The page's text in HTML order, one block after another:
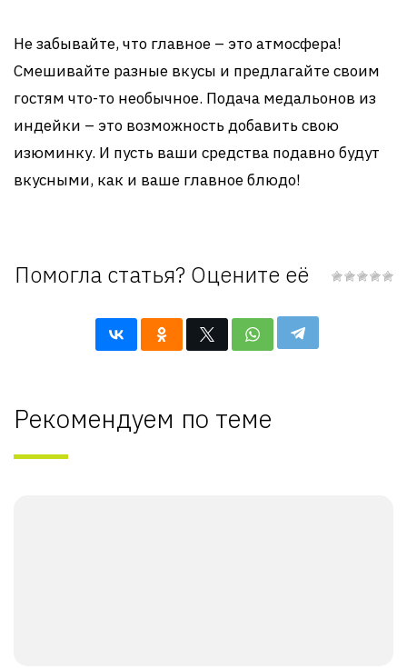
Не забывайте, что главное – это атмосфера!
Смешивайте разные вкусы и предлагайте своим
гостям что-то необычное. Подача медальонов из
индейки – это возможность добавить свою
изюминку. И пусть ваши средства подавно будут
вкусными, как и ваше главное блюдо!
Помогла статья? Оцените её
Рекомендуем по теме